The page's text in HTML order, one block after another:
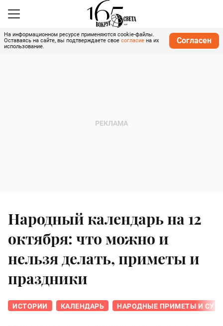
На информационном ресурсе применяются cookie-файлы.
Оставаясь на сайте, вы подтверждаете свое согласие на их
использование.
Согласен
Народный календарь на 12
октября: что можно и
нельзя делать, приметы и
праздники
ИСТОРИИ КАЛЕНДАРЬ НАРОДНЫЕ ПРИМЕТЫ И